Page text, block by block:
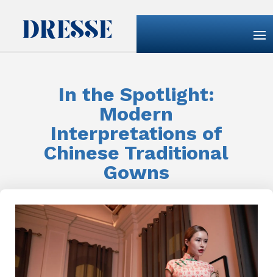
In the Spotlight:
Modern
Interpretations of
Chinese Traditional
Gowns